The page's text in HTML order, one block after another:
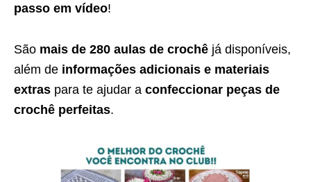
passo em vídeo!
São mais de 280 aulas de crochê já disponíveis,
além de informações adicionais e materiais
extras para te ajudar a confeccionar peças de
crochê perfeitas.